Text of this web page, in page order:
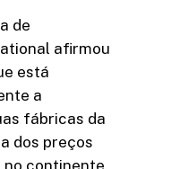
de
afirmou
está
a
fábricas da
dos preços
continente.